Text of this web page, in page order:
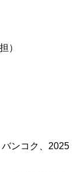
）
ンコク、2025